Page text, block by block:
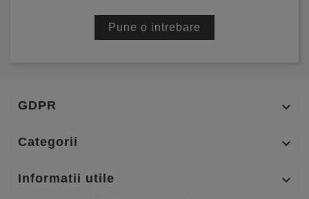
Pune o intrebare
GDPR 
Categorii 
Informatii utile 